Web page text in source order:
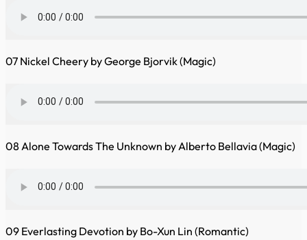
07 Nickel Cheery by George Bjorvik (Magic)
08 Alone Towards The Unknown by Alberto Bellavia (Magic)
09 Everlasting Devotion by Bo-Xun Lin (Romantic)